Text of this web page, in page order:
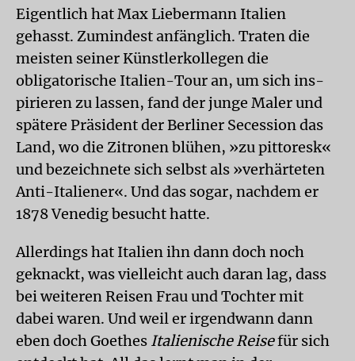
Eigentlich hat Max Liebermann Italien
gehasst. Zumindest anfänglich. Traten die
meisten seiner Künstlerkollegen die
obligatorische Italien-Tour an, um sich ins­
pirieren zu lassen, fand der junge Maler und
spätere Präsident der Berliner Secession das
Land, wo die Zitronen blühen, »zu pittoresk«
und bezeichnete sich selbst als »verhärteten
Anti-Italiener«. Und das sogar, nachdem er
1878 Venedig besucht hatte.
Allerdings hat Italien ihn dann doch noch
geknackt, was vielleicht auch daran lag, dass
bei weiteren Reisen Frau und Tochter mit
dabei waren. Und weil er irgendwann dann
eben doch Goethes Italienische Reisefür sich